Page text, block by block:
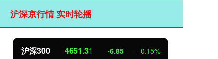
沪深京行情 实时轮播
北证50 1122.88 3.42 0.30%